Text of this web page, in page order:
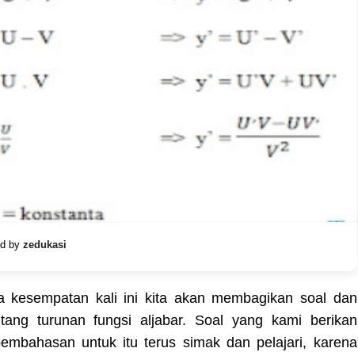
by zedukasi
kesempatan kali ini kita akan membagikan soal dan
turunan fungsi aljabar. Soal yang kami berikan
untuk itu terus simak dan pelajari, karena